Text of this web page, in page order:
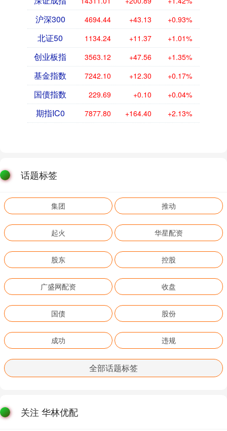
沪深300 4694.44 +43.13 +0.93%
北证50 1134.24 +11.37 +1.01%
创业板指 3563.12 +47.56 +1.35%
基金指数 7242.10 +12.30 +0.17%
国债指数 229.69 +0.10 +0.04%
期指IC0 7877.80 +164.40 +2.13%
话题标签
集团 推动
起火 华星配资
股东 控股
广盛网配资 收盘
国债 股份
成功 违规
全部话题标签
关注 华林优配